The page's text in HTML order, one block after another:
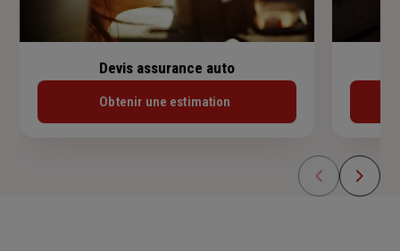
Devis assurance auto
Obtenir une estimation